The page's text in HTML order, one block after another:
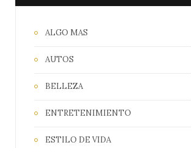
ALGO MAS
AUTOS
BELLEZA
ENTRETENIMIENTO
ESTILO DE VIDA